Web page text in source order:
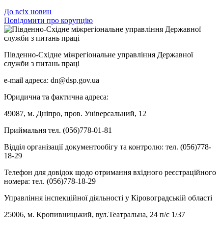
До всіх новин
Повідомити про корупцію
Південно-Східне міжрегіональне управління Державної
служби з питань праці
e-mail адреса: dn@dsp.gov.ua
Юридична та фактична адреса:
49087, м. Дніпро, пров. Універсальний, 12
Приймальня тел. (056)778-01-81
Відділ організації документообігу та контролю: тел. (056)778-
18-29
Телефон для довідок щодо отримання вхідного реєстраційного
номера: тел. (056)778-18-29
Управління інспекційної діяльності у Кіровоградській області
25006, м. Кропивницький, вул.Театральна, 24 п/с 1/37